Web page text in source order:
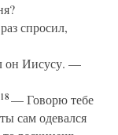
спросил,
он Иисусу. —
18— Говорю тебе
сам одевался